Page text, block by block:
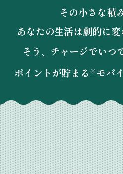
その小さな積
あなたの生活は劇的に変
そう、チャージでいつ
ポイントが貯まる ※ モバ